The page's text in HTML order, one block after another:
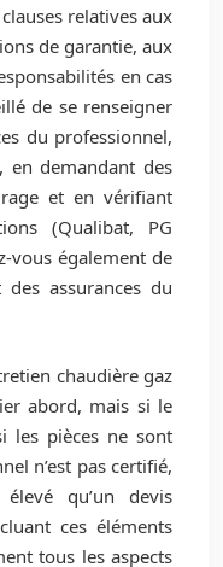
relatives aux
de garantie, aux
en cas
de se renseigner
du professionnel,
en demandant des
et en vérifiant
(Qualibat, PG
vous également de
assurances du
chaudière gaz
abord, mais si le
les pièces ne sont
n’est pas certifié,
qu’un devis
ces éléments
tous les aspects